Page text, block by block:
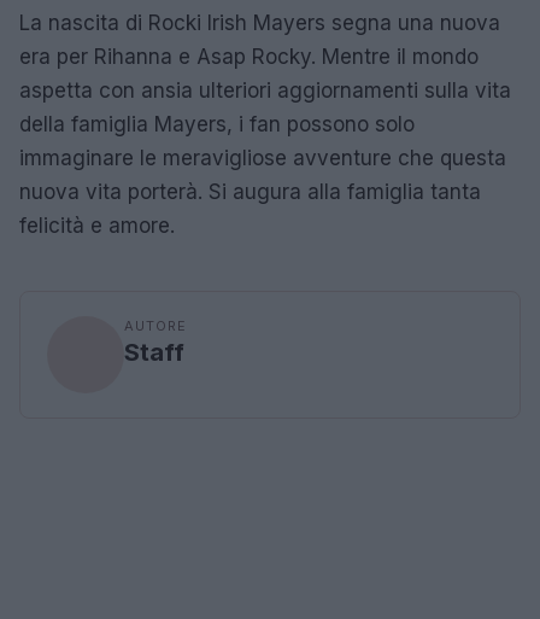
La nascita di Rocki Irish Mayers segna una nuova
era per Rihanna e Asap Rocky. Mentre il mondo
aspetta con ansia ulteriori aggiornamenti sulla vita
della famiglia Mayers, i fan possono solo
immaginare le meravigliose avventure che questa
nuova vita porterà. Si augura alla famiglia tanta
felicità e amore.
AUTORE
Staff